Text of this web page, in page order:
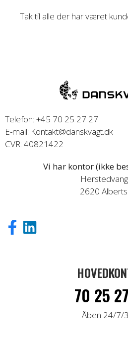
Tak til alle der har været
Telefon: +45 70 25 27 27
E-mail: Kontakt@danskvagt.dk
CVR: 40821422
Vi har kontor (ikke
2620
70 25
Åben 24/7/